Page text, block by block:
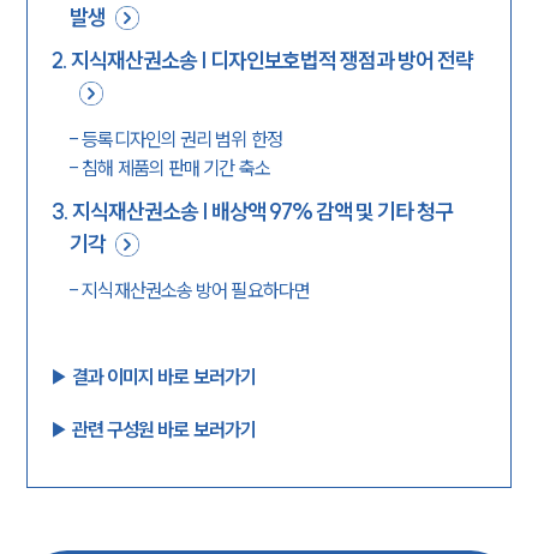
발생
2.지식재산권소송 | 디자인보호법적 쟁점과 방어 전략
-등록디자인의 권리 범위 한정
- 침해 제품의 판매 기간 축소
3.지식재산권소송 | 배상액 97% 감액 및 기타 청구
기각
-지식재산권소송 방어 필요하다면
▶︎ 결과 이미지 바로 보러가기
▶︎ 관련 구성원 바로 보러가기